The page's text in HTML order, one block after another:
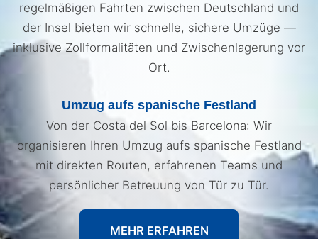
regelmäßigen Fahrten zwischen Deutschland und
der Insel bieten wir schnelle, sichere Umzüge —
inklusive Zollformalitäten und Zwischenlagerung vor
Ort.
Umzug aufs spanische Festland
Von der Costa del Sol bis Barcelona: Wir
organisieren Ihren Umzug aufs spanische Festland
mit direkten Routen, erfahrenen Teams und
persönlicher Betreuung von Tür zu Tür.
MEHR ERFAHREN